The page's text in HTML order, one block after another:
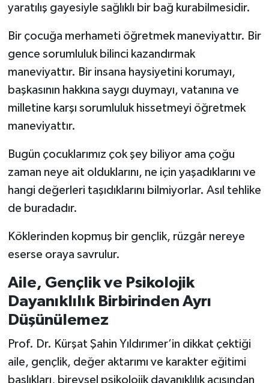
yaratılış gayesiyle sağlıklı bir bağ kurabilmesidir.
Bir çocuğa merhameti öğretmek maneviyattır. Bir
gence sorumluluk bilinci kazandırmak
maneviyattır. Bir insana haysiyetini korumayı,
başkasının hakkına saygı duymayı, vatanına ve
milletine karşı sorumluluk hissetmeyi öğretmek
maneviyattır.
Bugün çocuklarımız çok şey biliyor ama çoğu
zaman neye ait olduklarını, ne için yaşadıklarını ve
hangi değerleri taşıdıklarını bilmiyorlar. Asıl tehlike
de buradadır.
Köklerinden kopmuş bir gençlik, rüzgâr nereye
eserse oraya savrulur.
Aile, Gençlik ve Psikolojik
Dayanıklılık Birbirinden Ayrı
Düşünülemez
Prof. Dr. Kürşat Şahin Yıldırımer’in dikkat çektiği
aile, gençlik, değer aktarımı ve karakter eğitimi
başlıkları, bireysel psikolojik dayanıklılık açısından